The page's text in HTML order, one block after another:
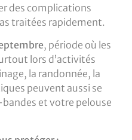
des complications
traitées rapidement.
, période où les
lors d’activités
la randonnée, la
peuvent aussi se
et votre pelouse